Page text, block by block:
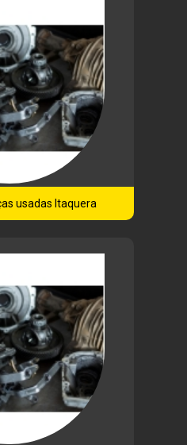
usadas Itaquera